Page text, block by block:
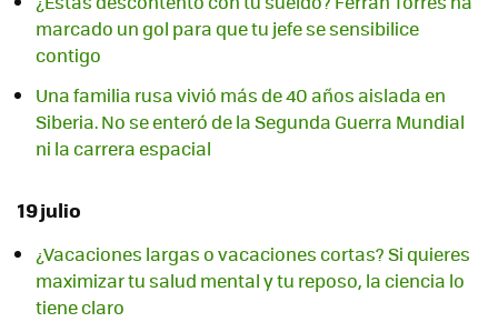
marcado un gol para que tu jefe se sensibilice
contigo
Una familia rusa vivió más de 40 años aislada en
Siberia. No se enteró de la Segunda Guerra Mundial
ni la carrera espacial
19 julio
¿Vacaciones largas o vacaciones cortas? Si quieres
maximizar tu salud mental y tu reposo, la ciencia lo
tiene claro